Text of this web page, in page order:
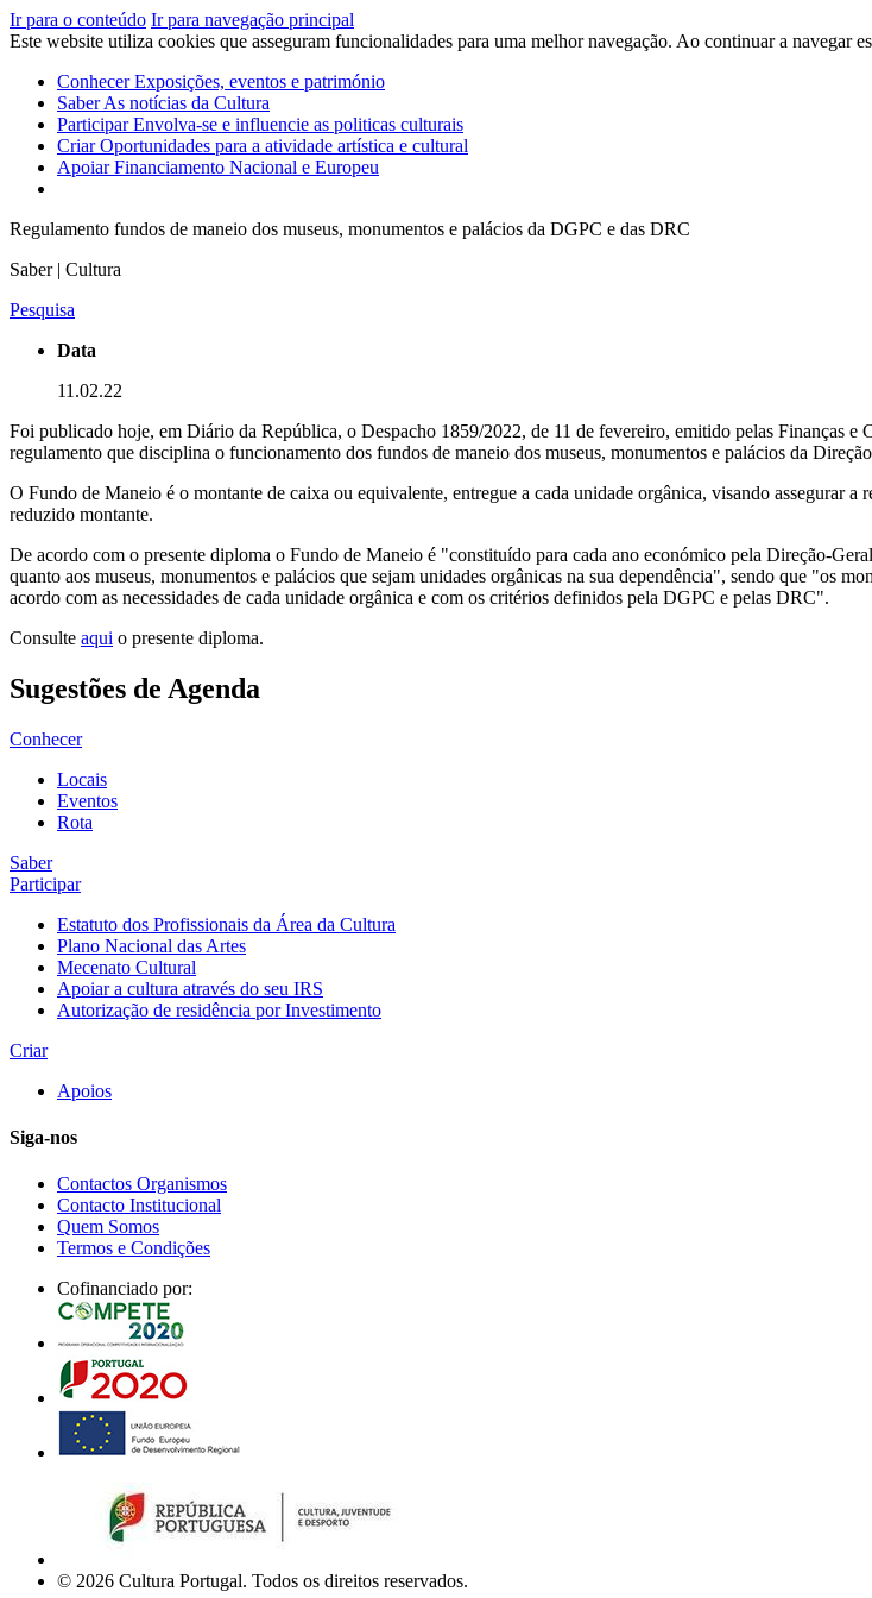
Ir para o conteúdo Ir para navegação principal
Este website utiliza cookies que asseguram funcionalidades para uma melhor navegação. Ao continuar a navegar
ConhecerExposições, eventos e património
SaberAs notícias da Cultura
ParticiparEnvolva-se e influencie as politicas culturais
CriarOportunidades para a atividade artística e cultural
ApoiarFinanciamento Nacional e Europeu
Regulamento fundos de maneio dos museus, monumentos e palácios da DGPC e das DRC
Saber | Cultura
Pesquisa
Data
11.02.22
Foi publicado hoje, em Diário da República, o Despacho 1859/2022, de 11 de fevereiro, emitido pelas Finanças
regulamento que disciplina o funcionamento dos fundos de maneio dos museus, monumentos e palácios da
O Fundo de Maneio é o montante de caixa ou equivalente, entregue a cada unidade orgânica, visando assegurar
reduzido montante.
De acordo com o presente diploma o Fundo de Maneio é "constituído para cada ano económico pela Direção-
quanto aos museus, monumentos e palácios que sejam unidades orgânicas na sua dependência", sendo que "os
acordo com as necessidades de cada unidade orgânica e com os critérios definidos pela DGPC e pelas DRC".
Consulte aqui o presente diploma.
Sugestões de Agenda
Conhecer
Locais
Eventos
Rota
Saber
Participar
Estatuto dos Profissionais da Área da Cultura
Plano Nacional das Artes
Mecenato Cultural
Apoiar a cultura através do seu IRS
Autorização de residência por Investimento
Criar
Apoios
Siga-nos
Contactos Organismos
Contacto Institucional
Quem Somos
Termos e Condições
Cofinanciado por:
© 2026 Cultura Portugal. Todos os direitos reservados.